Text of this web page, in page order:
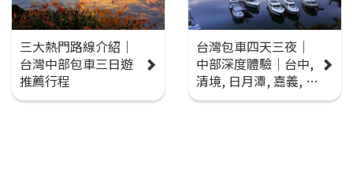
三大熱門路線介紹｜
台灣中部包車三日遊
推薦行程
台灣包車四天三夜｜
中部深度體驗｜台中,
清境, 日月潭, 嘉義, 阿
里山